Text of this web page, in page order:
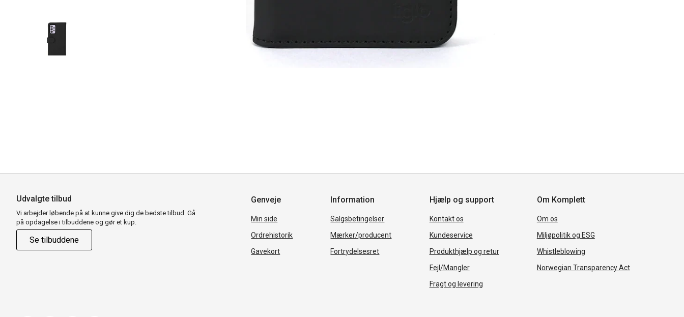
Udvalgte tilbud
Vi arbejder løbende på at kunne give dig de bedste tilbud. Gå
på opdagelse i tilbuddene og gør et kup.
Se tilbuddene
Genveje
Min side
Ordrehistorik
Gavekort
Information
Salgsbetingelser
Mærker/producent
Fortrydelsesret
Hjælp og support
Kontakt os
Kundeservice
Produkthjælp og retur
Fejl/Mangler
Fragt og levering
Om Komplett
Om os
Miljøpolitik og ESG
Whistleblowing
Norwegian Transparency Act